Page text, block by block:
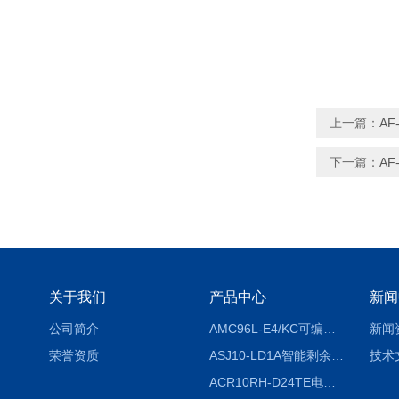
上一篇：
下一篇：
关于我们
公司简介
荣誉资质
产品中心
ACR10RH-D24TE电力仪表外置开口式互感器
新
新闻
技术